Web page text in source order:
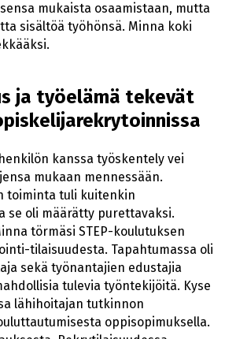
mukaista osaamistaan, mutta
sisältöä työhönsä. Minna koki
ja työelämä tekevät
kanssa työskentely vei
mukaan mennessään.
toiminta tuli kuitenkin
se oli määrätty purettavaksi.
törmäsi STEP-koulutuksen
tilaisuudesta. Tapahtumassa oli
sekä työnantajien edustajia
tulevia työntekijöitä. Kyse
lähihoitajan tutkinnon
oppisopimuksella.